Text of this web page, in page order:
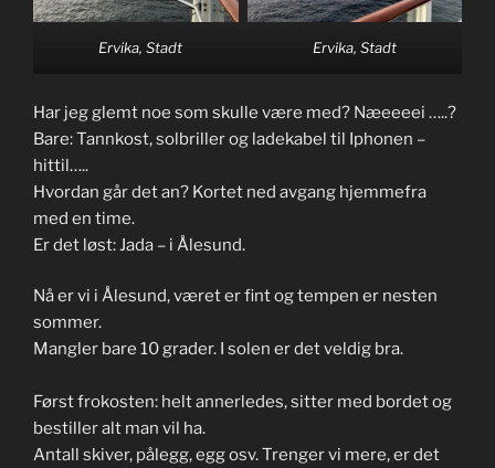
Ervika, Stadt Ervika, Stadt
Har jeg glemt noe som skulle være med? Næeeeei …..?
Bare: Tannkost, solbriller og ladekabel til Iphonen –
hittil…..
Hvordan går det an? Kortet ned avgang hjemmefra
med en time.
Er det løst: Jada – i Ålesund.
Nå er vi i Ålesund, været er fint og tempen er nesten
sommer.
Mangler bare 10 grader. I solen er det veldig bra.
Først frokosten: helt annerledes, sitter med bordet og
bestiller alt man vil ha.
Antall skiver, pålegg, egg osv. Trenger vi mere, er det